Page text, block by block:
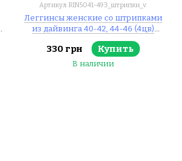
Артикул: RIN5041-493_штрипки_v
Леггинсы женские со штрипками
из дайвинга 40-42, 44-46 (4цв)
"DEVA" недорого от прямого
поставщика
330 грн Купить
В наличии